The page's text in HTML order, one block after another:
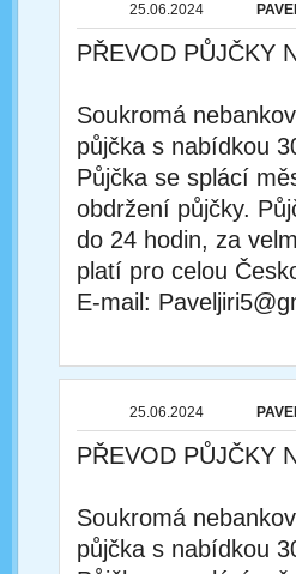
25.06.2024
PŘEVOD PŮJČKY
Soukromá
půjčka s nabídkou
Půjčka se splácí
obdržení půjčky.
do 24 hodin, za
platí pro celou
E-mail:
25.06.2024
PŘEVOD PŮJČKY
Soukromá
půjčka s nabídkou